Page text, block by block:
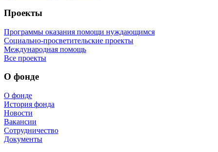
Проекты
Программы оказания помощи нуждающимся
Социально-просветительские проекты
Международная помощь
Все проекты
О фонде
О фонде
История фонда
Новости
Вакансии
Сотрудничество
Документы